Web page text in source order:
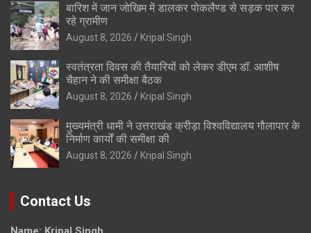
बारिश में जान जोखिम में डालकर पोकलैण्ड से सड़क पार कर
रहे ग्रामीण
August 8, 2026 Kripal Singh
स्वतंत्रता दिवस की तैयारियों को लेकर डीएम डॉ. आशीष
चैहान ने की समीक्षा बैठक
August 8, 2026 Kripal Singh
मुख्यमंत्री धामी ने उत्तराखंड क्रीड़ा विश्वविद्यालय गौलापार के
निर्माण कार्यों की समीक्षा की
August 8, 2026 Kripal Singh
Contact Us